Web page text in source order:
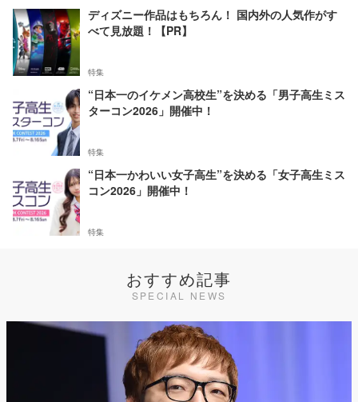
ディズニー作品はもちろん！ 国内外の人気作がす
べて見放題！【PR】
特集
“日本一のイケメン高校生”を決める「男子高生ミス
ターコン2026」開催中！
特集
“日本一かわいい女子高生”を決める「女子高生ミス
コン2026」開催中！
特集
おすすめ記事
SPECIAL NEWS